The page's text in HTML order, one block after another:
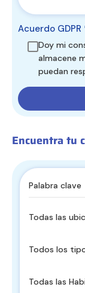
Acuerdo GDPR
Doy mi
almacene
puedan
Encuentra tu
Todas las
Todos los
Todas las